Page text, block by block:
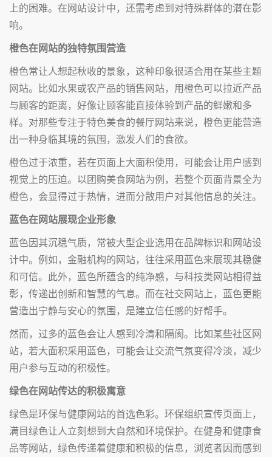
上的困难。在网站设计中，还需考虑到对特殊群体的潜在影
响。
橙色在网站的独特氛围营造
橙色常让人想起秋收的景象，这种印象很适合用在某些主题
网站。比如水果或农产品的销售网站，用橙色可以拉近产品
与顾客的距离，好像让顾客能直接体验到产品的鲜嫩和多
样。对那些专注于特色美食的餐厅网站来说，橙色更能营造
出一种身临其境的氛围，激发人们的食欲。
橙色过于浓重，若在页面上大面积使用，可能会让用户感到
视觉上的压迫。以团购美食网站为例，若整个页面背景全为
橙色，会显得过于热情，进而分散用户对其他信息的关注。
蓝色在网站展现企业形象
蓝色因其沉稳气质，常被大型企业选用在品牌标识和网站设
计中。例如，金融机构的网站，往往采用蓝色来展现其稳健
和可信。此外，蓝色所蕴含的纯净感，与科技类网站相得益
彰，传递出创新和智慧的气息。而在社交网站上，蓝色更能
营造出宁静与安心的氛围，是建立信任感的好帮手。
然而，过多的蓝色会让人感到冷清和隔阂。比如某些社区网
站，若大面积采用蓝色，可能会让交流气氛变得冷淡，减少
用户参与互动的积极性。
绿色在网站传达的积极寓意
绿色是环保与健康网站的首选色彩。环保组织宣传页面上，
满目绿色让人立刻想到大自然和环境保护。在健身和健康食
品等网站，绿色传递着健康和积极的信息，浏览者因而感到